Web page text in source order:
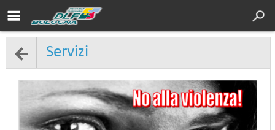
Chi siamo
Turismo
Sport
Servizi